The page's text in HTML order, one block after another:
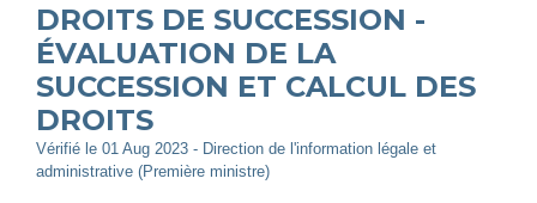
DROITS DE SUCCESSION -
ÉVALUATION DE LA
SUCCESSION ET CALCUL DES
DROITS
Vérifié le 01 Aug 2023 - Direction de l'information légale et
administrative (Première ministre)